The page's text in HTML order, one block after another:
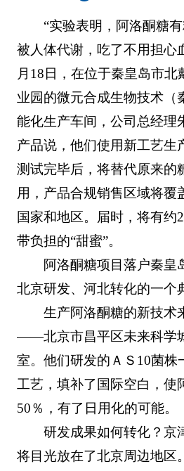
“实验表明，阿洛酮糖
被人体代谢，吃了不用担心
月18日，在位于秦皇岛市
业园的微元合成生物技术（
能化生产车间，公司总经理
产品说，他们使用新工艺生
测试完毕后，将替代原来的
用，产品合规销售区域将覆
国家和地区。届时，将有约
带负担的“甜蜜”。
阿洛酮糖项目落户秦皇
北京研发、河北转化的一个
生产阿洛酮糖的新技术
——北京市昌平区未来科学
室。他们研发的ＡＳ10菌株
工艺，填补了国际空白，使
50％，有了日用化的可能。
研发成果如何转化？京
将目光放在了北京周边地区